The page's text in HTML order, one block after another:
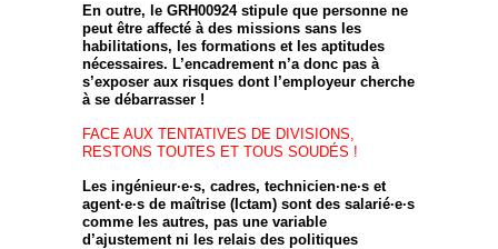
En outre, le GRH00924 stipule que personne ne
peut être affecté à des missions sans les
habilitations, les formations et les aptitudes
nécessaires. L’encadrement n’a donc pas à
s’exposer aux risques dont l’employeur cherche
à se débarrasser !
FACE AUX TENTATIVES DE DIVISIONS,
RESTONS TOUTES ET TOUS SOUDÉS !
Les ingénieur·e·s, cadres, technicien·ne·s et
agent·e·s de maîtrise (Ictam) sont des salarié·e·s
comme les autres, pas une variable
d’ajustement ni les relais des politiques